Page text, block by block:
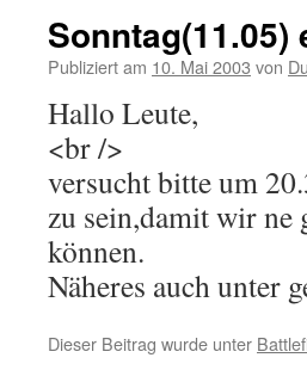
Sonntag(11.05)
Publiziert am 10. Mai 2003 von
Hallo Leute,
<br />
versucht bitte um
zu sein,damit wir ne
können.
Näheres auch unter
Dieser Beitrag wurde unter